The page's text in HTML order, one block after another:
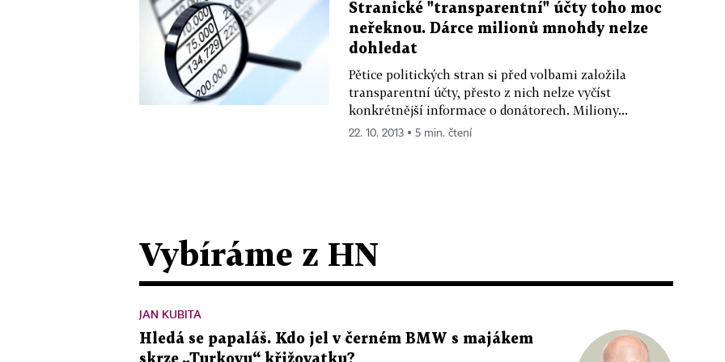
Stranické "transparentní" účty toho moc
neřeknou. Dárce milionů mnohdy nelze
dohledat
Pětice politických stran si před volbami založila
transparentní účty, přesto z nich nelze vyčíst
konkrétnější informace o donátorech. Miliony...
22. 10. 2013 ▪ 5 min. čtení
Vybíráme z HN
JAN KUBITA
Hledá se papaláš. Kdo jel v černém BMW s majákem
skrze „Turkovu“ křižovatku?